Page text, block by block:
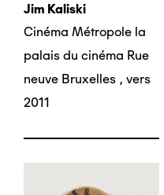
Jim Kaliski
Cinéma Métropole la
palais du cinéma Rue
neuve Bruxelles , vers
2011